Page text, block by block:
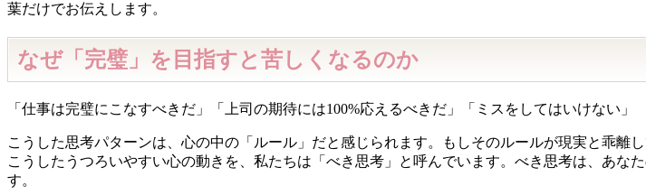
葉だけでお伝えします。
なぜ「完璧」を目指すと苦しくなるのか
「仕事は完璧にこなすべきだ」「上司の期待には100%応えるべきだ」「ミスをしてはいけない」
こうした思考パターンは、心の中の「ルール」だと感じられます。もしそのルールが現実と乖離
こうしたうつろいやすい心の動きを、私たちは「べき思考」と呼んでいます。べき思考は、あ
す。